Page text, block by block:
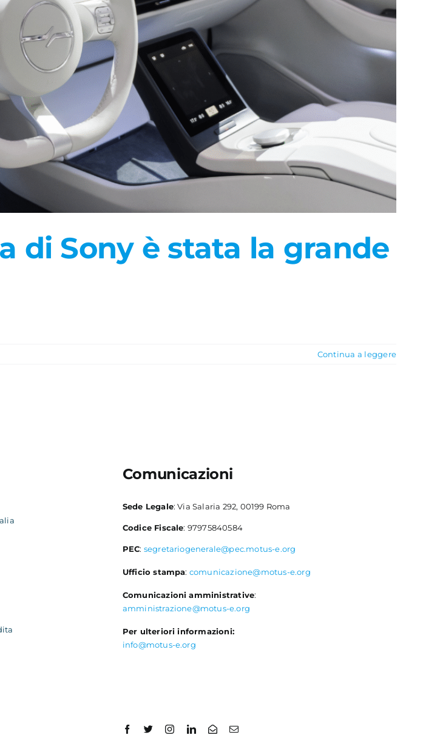
di Sony è stata la grande
Continua a leggere
Comunicazioni
Sede Legale: Via Salaria 292, 00199 Roma
Codice Fiscale: 97975840584
PEC: segretariogenerale@pec.motus-e.org
Ufficio stampa: comunicazione@motus-e.org
Comunicazioni amministrative:
amministrazione@motus-e.org
Per ulteriori informazioni:
info@motus-e.org